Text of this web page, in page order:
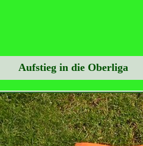
Aufstieg in die Oberliga